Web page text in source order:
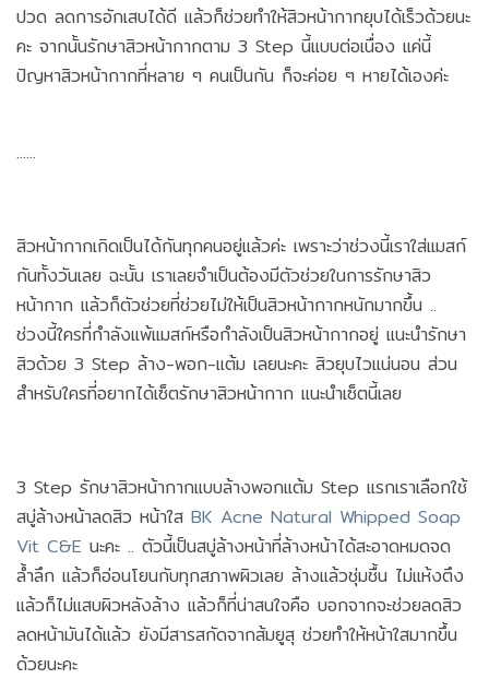
ปวด ลดการอักเสบได้ดี แล้วก็ช่วยทำให้สิวหน้ากากยุบได้เร็วด้วยนะ
คะ จากนั้นรักษาสิวหน้ากากตาม 3 Step นี้แบบต่อเนื่อง แค่นี้
ปัญหาสิวหน้ากากที่หลาย ๆ คนเป็นกัน ก็จะค่อย ๆ หายได้เองค่ะ
......
สิวหน้ากากเกิดเป็นได้กันทุกคนอยู่แล้วค่ะ เพราะว่าช่วงนี้เราใส่แมสก์
กันทั้งวันเลย ฉะนั้น เราเลยจำเป็นต้องมีตัวช่วยในการรักษาสิว
หน้ากาก แล้วก็ตัวช่วยที่ช่วยไม่ให้เป็นสิวหน้ากากหนักมากขึ้น ..
ช่วงนี้ใครที่กำลังแพ้แมสก์หรือกำลังเป็นสิวหน้ากากอยู่ แนะนำรักษา
สิวด้วย 3 Step ล้าง-พอก-แต้ม เลยนะคะ สิวยุบไวแน่นอน ส่วน
สำหรับใครที่อยากได้เซ็ตรักษาสิวหน้ากาก แนะนำเซ็ตนี้เลย
3 Step รักษาสิวหน้ากากแบบล้างพอกแต้ม Step แรกเราเลือกใช้
สบู่ล้างหน้าลดสิว หน้าใส BK Acne Natural Whipped Soap
Vit C&E นะคะ .. ตัวนี้เป็นสบู่ล้างหน้าที่ล้างหน้าได้สะอาดหมดจด
ล้ำลึก แล้วก็อ่อนโยนกับทุกสภาพผิวเลย ล้างแล้วชุ่มชื้น ไม่แห้งตึง
แล้วก็ไม่แสบผิวหลังล้าง แล้วก็ที่น่าสนใจคือ บอกจากจะช่วยลดสิว
ลดหน้ามันได้แล้ว ยังมีสารสกัดจากส้มยูสุ ช่วยทำให้หน้าใสมากขึ้น
ด้วยนะคะ